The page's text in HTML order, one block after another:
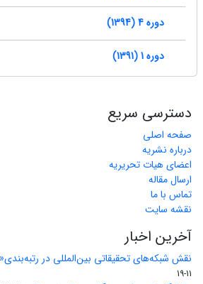
دوره 4 (1394)
دوره 1 (1391)
دسترسی سریع
صفحه اصلی
درباره نشریه
اعضای هیات تحریریه
ارسال مقاله
تماس با ما
نقشه سایت
آخرین اخبار
نقش شبکه‌های تحقیقاتی بین‌المللی در
11-19